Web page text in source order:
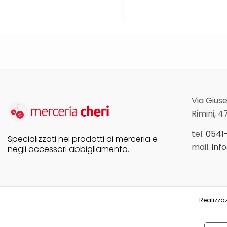
Specializzati nei prodotti di merceria e
negli accessori abbigliamento.
Via
Rimini,
tel.
mail.